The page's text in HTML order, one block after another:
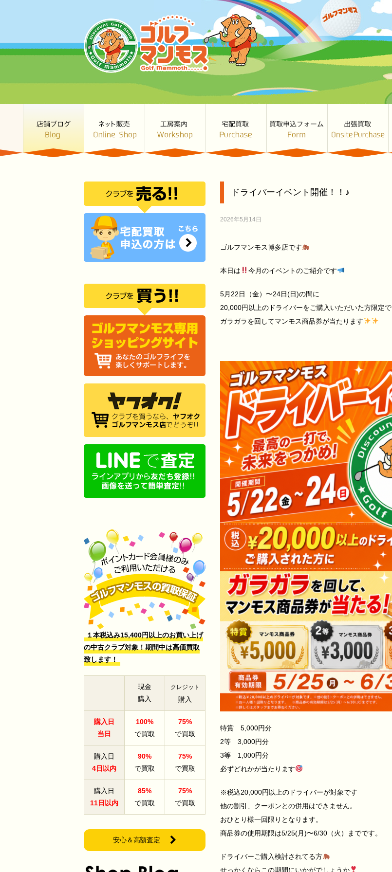
ドライバーイベント開催！！♪
2026年5月14日
ゴルフマンモス博多店です
本日は 今月のイベントのご紹介です
5月22日（金）〜24日(日)の間に
20,000円以上のドライバーをご購入いただいた方限定で
ガラガラを回してマンモス商品券が当たります
特賞 5,000円分
2等 3,000円分
3等 1,000円分
必ずどれかが当たります
※税込20,000円以上のドライバーが対象です
他の割引、クーポンとの併用はできません。
おひとり様一回限りとなります。
商品券の使用期限は5/25(月)〜6/30（火）までです。
ドライバーご購入検討されてる方
せっかくならこの期間にいかがでしょうか
１本税込み15,400円以上のお買い上げ
の中古クラブ対象！期間中は高価買取
致します！
現金
購入
クレジット
購入
購入日
当日
100%
で買取
75%
で買取
購入日
4日以内
90%
で買取
75%
で買取
購入日
11日以内
85%
で買取
75%
で買取
安心＆高額査定